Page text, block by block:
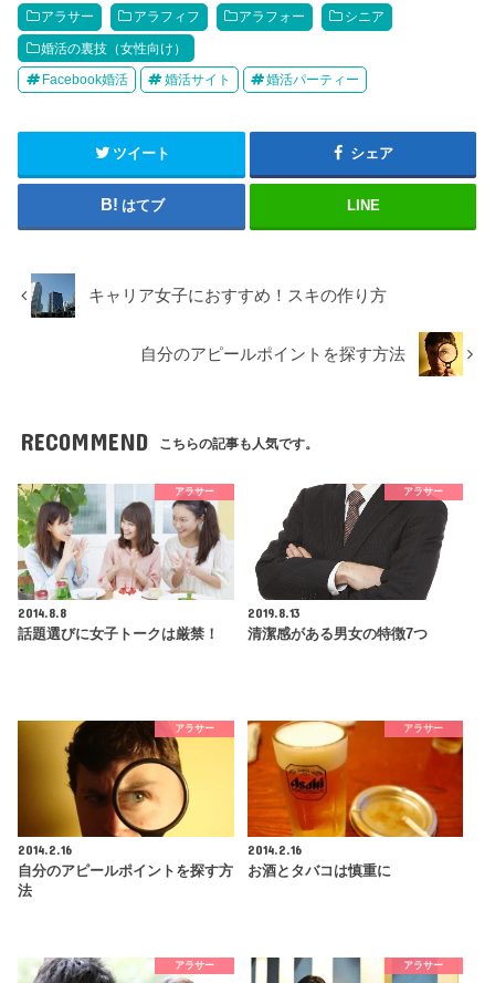
アラサー アラフィフ アラフォー シニア
婚活の裏技（女性向け）
Facebook婚活 婚活サイト 婚活パーティー
ツイート シェア
はてブ LINE
キャリア女子におすすめ！スキの作り方
自分のアピールポイントを探す方法
RECOMMEND こちらの記事も人気です。
アラサー
2014.8.8
話題選びに女子トークは厳禁！
アラサー
2019.8.13
清潔感がある男女の特徴7つ
アラサー
2014.2.16
自分のアピールポイントを探す方
法
アラサー
2014.2.16
お酒とタバコは慎重に
アラサー アラサー